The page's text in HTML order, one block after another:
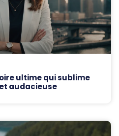
ultime qui sublime
audacieuse